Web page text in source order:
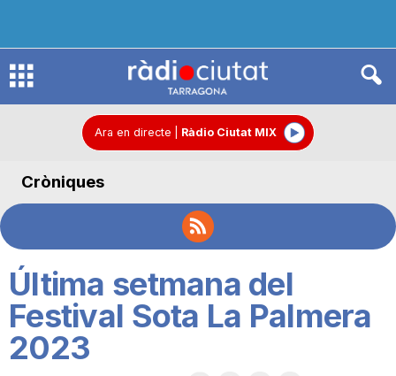
R
d
C
Ara en directe Ràdio Ciutat MIX
Cròniques
Última setmana del
Festival Sota La Palmera
2023